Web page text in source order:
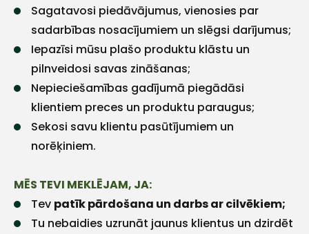
Sagatavosi piedāvājumus, vienosies par
sadarbības nosacījumiem un slēgsi darījumus;
Iepazīsi mūsu plašo produktu klāstu un
pilnveidosi savas zināšanas;
Nepieciešamības gadījumā piegādāsi
klientiem preces un produktu paraugus;
Sekosi savu klientu pasūtījumiem un
norēķiniem.
MĒS TEVI MEKLĒJAM, JA:
Tev patīk pārdošana un darbs ar cilvēkiem;
Tu nebaidies uzrunāt jaunus klientus un dzirdēt